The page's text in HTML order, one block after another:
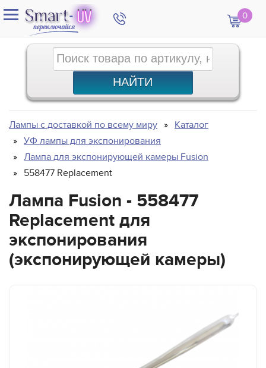
0
Лампы с доставкой по всему миру
Каталог
УФ лампы для экспонирования
Лампа для экспонирующей камеры Fusion
558477 Replacement
Лампа Fusion - 558477
Replacement для
экспонирования
(экспонирующей камеры)